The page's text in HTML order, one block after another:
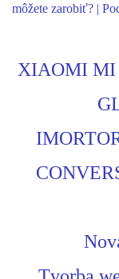
môžete zarobiť? |
XIAOMI MI